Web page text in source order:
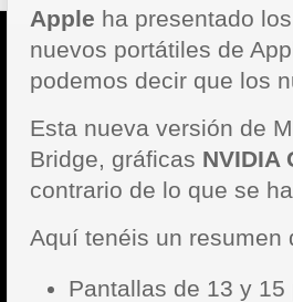
Apple ha presentado
nuevos portátiles de
podemos decir que los
Esta nueva versión de
Bridge, gráficas NVIDIA
contrario de lo que se
Aquí tenéis un resumen
Pantallas de 13 y 15